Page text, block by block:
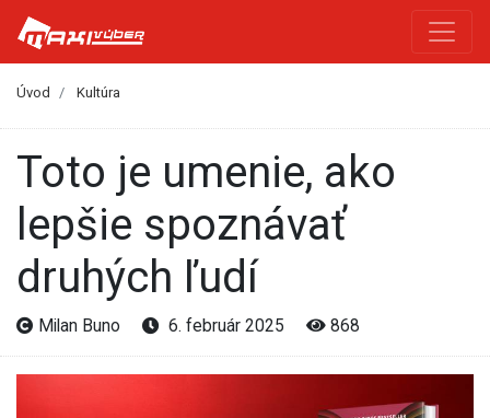
Úvod Kultúra
Toto je umenie, ako
lepšie spoznávať
druhých ľudí
Milan Buno 6. február 2025 868